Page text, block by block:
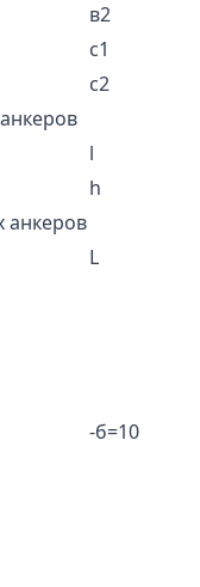
в2
с1
с2
l
h
анкеров
L
-б=10